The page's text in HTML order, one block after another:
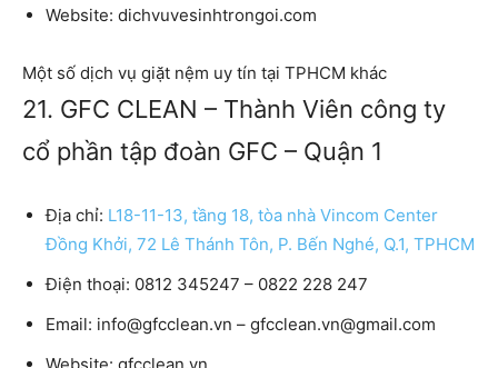
Website: dichvuvesinhtrongoi.com
Một số dịch vụ giặt nệm uy tín tại TPHCM khác
21. GFC CLEAN – Thành Viên công ty
cổ phần tập đoàn GFC – Quận 1
Địa chỉ: L18-11-13, tầng 18, tòa nhà Vincom Center
Đồng Khởi, 72 Lê Thánh Tôn, P. Bến Nghé, Q.1, TPHCM
Điện thoại: 0812 345247 – 0822 228 247
Email: info@gfcclean.vn – gfcclean.vn@gmail.com